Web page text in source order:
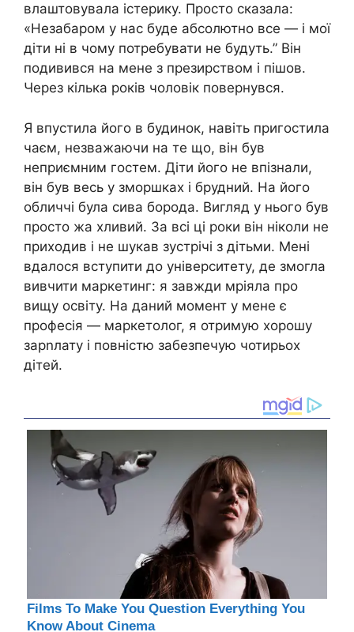
влаштовувала істерику. Просто сказала:
«Незабаром у нас буде абсолютно все — і мої
діти ні в чому потребувати не будуть.” Він
подивився на мене з презирством і пішов.
Через кілька років чоловік повернувся.
Я впустила його в будинок, навіть пригостила
чаєм, незважаючи на те що, він був
неприємним гостем. Діти його не впізнали,
він був весь у зморшках і брудний. На його
обличчі була сива борода. Вигляд у нього був
просто жа хливий. За всі ці роки він ніколи не
приходив і не шукав зустрічі з дітьми. Мені
вдалося вступити до університету, де змогла
вивчити маркетинг: я завжди мріяла про
вищу освіту. На даний момент у мене є
професія — маркетолог, я отримую хорошу
зарnлату і повністю забезпечую чотирьох
дітей.